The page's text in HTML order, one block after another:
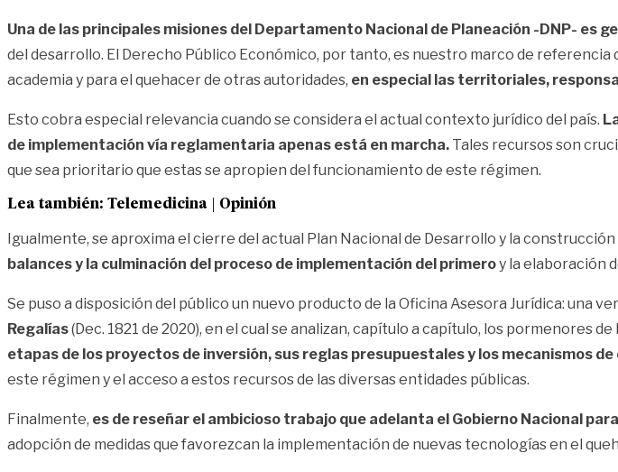
Una de las principales misiones del Departamento Nacional de Planeación -DNP-
del desarrollo. El Derecho Público Económico, por tanto, es nuestro marco de
academia y para el quehacer de otras autoridades, en especial las territoriales,
Esto cobra especial relevancia cuando se considera el actual contexto jurídico del país.
de implementación vía reglamentaria apenas está en marcha. Tales recursos son
que sea prioritario que estas se apropien del funcionamiento de este régimen.
Lea también: Telemedicina | Opinión
Igualmente, se aproxima el cierre del actual Plan Nacional de Desarrollo y la
balances y la culminación del proceso de implementación del primeroy la elaboración
Se puso a disposición del público un nuevo producto de la Oficina Asesora Jurídica: una
Regalías(Dec. 1821 de 2020), en el cual se analizan, capítulo a capítulo, los pormenores
etapas de los proyectos de inversión, sus reglas presupuestales y los mecanismos
este régimen y el acceso a estos recursos de las diversas entidades públicas.
Finalmente, es de reseñar el ambicioso trabajo que adelanta el Gobierno Nacional
adopción de medidas que favorezcan la implementación de nuevas tecnologías en el